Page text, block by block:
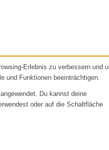
Erlebnis zu verbessern und
und Funktionen beeinträchtigen.
Du kannst deine
oder auf die Schaltfläche